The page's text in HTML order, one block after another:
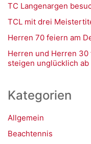
TC Langenargen
TCL mit drei
Herren 70 feiern am
Herren und Herren
steigen unglücklich ab
Kategorien
Allgemein
Beachtennis